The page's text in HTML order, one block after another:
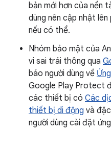
bản mới hơn của nền
dùng nên cập nhật
nếu có thể.
Nhóm bảo mật của
vi sai trái thông qua
báo người dùng về
Google Play Protect
các thiết bị có Các
thiết bị di động và
người dùng cài đặt